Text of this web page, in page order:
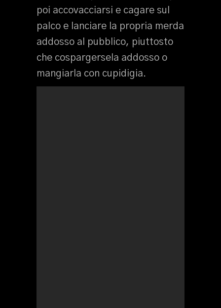
poi accovacciarsi e cagare sul
palco e lanciare la propria merda
addosso al pubblico, piuttosto
che cospargersela addosso o
mangiarla con cupidigia.